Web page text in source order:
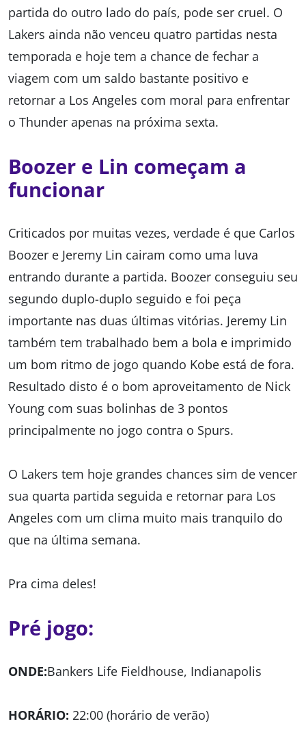
partida do outro lado do país, pode ser cruel. O
Lakers ainda não venceu quatro partidas nesta
temporada e hoje tem a chance de fechar a
viagem com um saldo bastante positivo e
retornar a Los Angeles com moral para enfrentar
o Thunder apenas na próxima sexta.
Boozer e Lin começam a
funcionar
Criticados por muitas vezes, verdade é que Carlos
Boozer e Jeremy Lin cairam como uma luva
entrando durante a partida. Boozer conseguiu seu
segundo duplo-duplo seguido e foi peça
importante nas duas últimas vitórias. Jeremy Lin
também tem trabalhado bem a bola e imprimido
um bom ritmo de jogo quando Kobe está de fora.
Resultado disto é o bom aproveitamento de Nick
Young com suas bolinhas de 3 pontos
principalmente no jogo contra o Spurs.
O Lakers tem hoje grandes chances sim de vencer
sua quarta partida seguida e retornar para Los
Angeles com um clima muito mais tranquilo do
que na última semana.
Pra cima deles!
Pré jogo:
ONDE:Bankers Life Fieldhouse, Indianapolis
HORÁRIO: 22:00 (horário de verão)